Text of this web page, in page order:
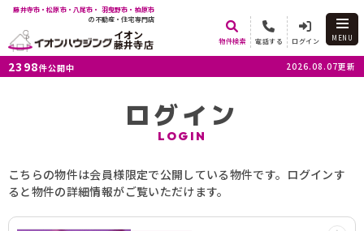
藤井寺市・松原市・八尾市・ 羽曳野市・柏原市
の不動産・住宅専門店
イオン
藤井寺店 物件検索 電話する ログイン MENU
2398件公開中 2026.08.07更新
ログイン
LOGIN
こちらの物件は会員様限定で公開している物件です。ログインす
ると物件の詳細情報がご覧いただけます。